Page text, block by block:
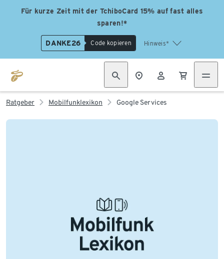
Für kurze Zeit mit der TchiboCard 15% auf fast alles
sparen!*
DANKE26 Code kopieren Hinweis*
Ratgeber Mobilfunklexikon Google Services